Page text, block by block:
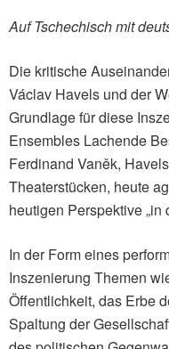
Auf Tschechisch mit
Die kritische
Václav Havels und der
Grundlage für diese
Ensembles Lachende
Ferdinand Vaněk,
Theaterstücken, heute
heutigen Perspektive „in
In der Form eines
Inszenierung Themen
Öffentlichkeit, das Erbe
Spaltung der